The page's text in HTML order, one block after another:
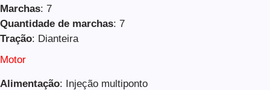
Marchas: 7
Quantidade de marchas: 7
Tração: Dianteira
Motor
Alimentação: Injeção multiponto